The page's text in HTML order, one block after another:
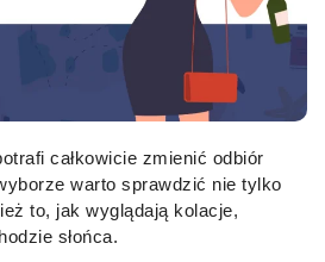
całkowicie zmienić odbiór
warto sprawdzić nie tylko
to, jak wyglądają kolacje,
słońca.